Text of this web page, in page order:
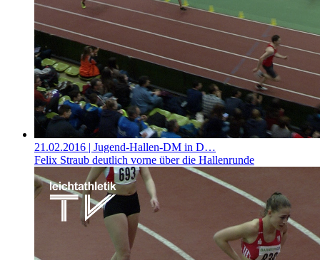
21.02.2016 | Jugend-Hallen-DM in D…
Felix Straub deutlich vorne über die Hallenrunde